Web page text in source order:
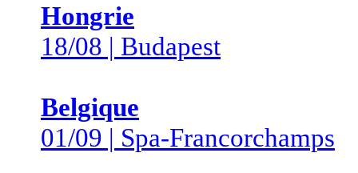
Hongrie
18/08 | Budapest
Belgique
01/09 | Spa-Francorchamps